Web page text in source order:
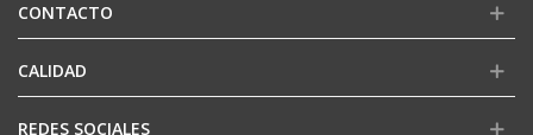
CONTACTO
CALIDAD
REDES SOCIALES